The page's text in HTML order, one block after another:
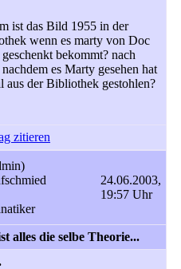
ist das Bild 1955 in der
wenn es marty von Doc
bekommt? nach
es Marty gesehen hat
aus der Bibliothek gestohlen?
zitieren
24.06.2003,
19:57 Uhr
alles die selbe Theorie...